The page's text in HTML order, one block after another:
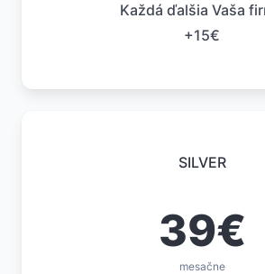
Každá ďalšia Vaša
+15€
SILVER
39€
mesačne